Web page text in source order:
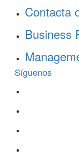
Contacta
Business
Síguenos